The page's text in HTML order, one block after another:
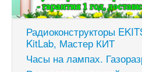
Радиоконструкторы
KitLab, Мастер КИТ
Часы на лампах.